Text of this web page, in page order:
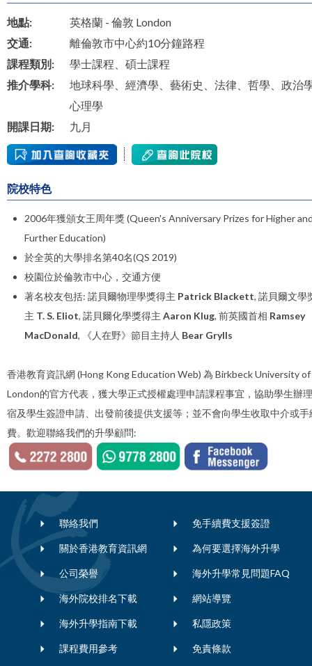
地點:
英格蘭 - 倫敦 London
交通:
離倫敦市中心約10分鐘路程
課程類別:
學士課程、碩士課程
推介學科:
地球科學、經濟學、藝術史、法律、哲學、政治
心理學
開課日期:
九月
院校特色
2006年獲頒女王周年獎 (Queen's Anniversary Prizes for Higher
Further Education)
於全英的大學排名第40名(QS 2019)
校園位於倫敦市中心，交通方便
著名校友包括: 諾貝爾物理學獎得主 Patrick Blackett, 諾貝爾文學
主 T. S. Eliot, 諾貝爾化學獎得主 Aaron Klug, 前英國首相 Ramsey
MacDonald, 《人在野》節目主持人 Bear Grylls
香港教育資訊網 (Hong Kong Education Web) 為 Birkbeck University of
London的官方代表，獲大學正式授權處理申請課程事宜，協助學生辦
宿及學生簽證申請、出發前後提供支援等；並不會向學生收取中介或手
費。歡迎聯絡我們的升學顧問:
聯絡我們
關於香港教育資訊網
公司榮譽
海外院校排名下載
海外升學指南下載
課程費用參考
免手續費支援簽證
為何要選擇海外升學
海外升學常見問題FAQ
網站導覽
私隱政策
免責條款